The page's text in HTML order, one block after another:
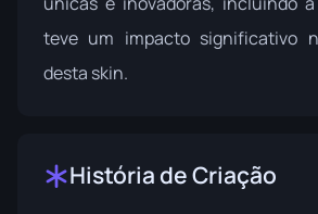
teve um impacto significativo
desta skin.
História de Criação